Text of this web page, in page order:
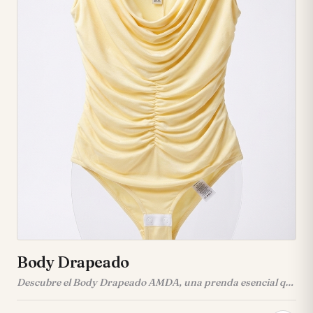
silueta con versatilidad. • ☁️ Confeccionado en suave falso
chalis, ofreciendo una caída fluida y máximo confort
durante todo el día. • 🧵 Botones discretos en tono marrón
claro que complementan a la perfección el diseño. • 📏
Disponible en tallas S y M para un ajuste ideal.
Body Drapeado
Descubre el Body Drapeado AMDA, una prenda esencial que
combina elegancia y comodidad para realzar tu figura con